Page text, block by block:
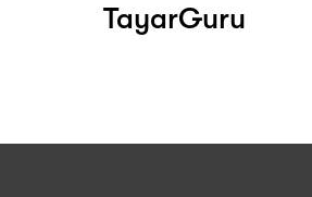
TayarGuru